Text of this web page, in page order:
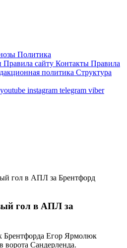
Политика
Правила сайту Контакты Правила
политика Структура
youtube instagram telegram viber
гол в АПЛ за Брентфорд
гол в АПЛ за
Брентфорда Егор Ярмолюк
ворота Сандерленда.